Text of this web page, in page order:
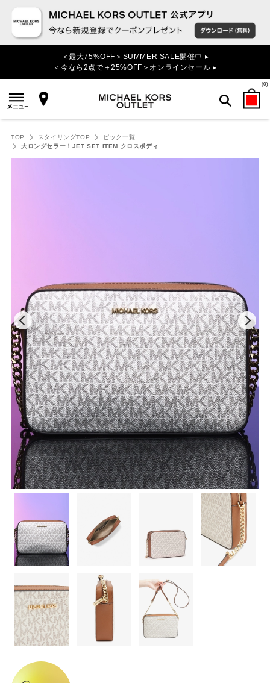
＜最大75%OFF＞SUMMER SALE開催中 ▸
＜今なら2点で＋25%OFF＞オンラインセール ▸
(0)
TOP スタイリングTOP
ピック一覧
大ロングセラー！JET SET ITEM クロスボディ